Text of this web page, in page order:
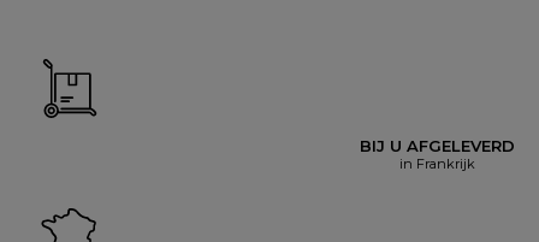
BIJ U AFGELEVERD
in Frankrijk